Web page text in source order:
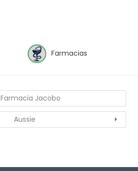
Farmacias
Farmacia Jacobo
Aussie